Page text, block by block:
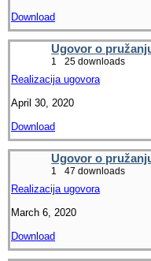
Download
Ugovor o
1 25 downloads
Realizacija ugovora
April 30, 2020
Download
Ugovor o
1 47 downloads
Realizacija ugovora
March 6, 2020
Download